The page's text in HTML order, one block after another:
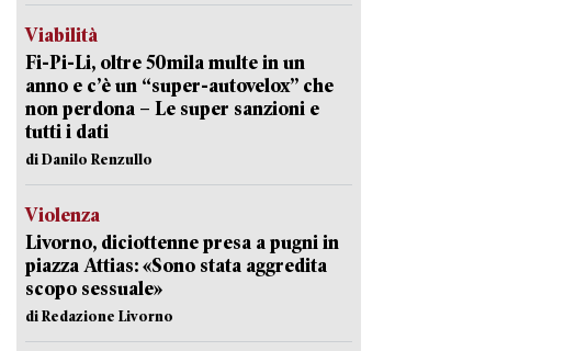
Viabilità
Fi-Pi-Li, oltre 50mila multe in un
anno e c’è un “super-autovelox” che
non perdona – Le super sanzioni e
tutti i dati
di Danilo Renzullo
Violenza
Livorno, diciottenne presa a pugni in
piazza Attias: «Sono stata aggredita
scopo sessuale»
di Redazione Livorno